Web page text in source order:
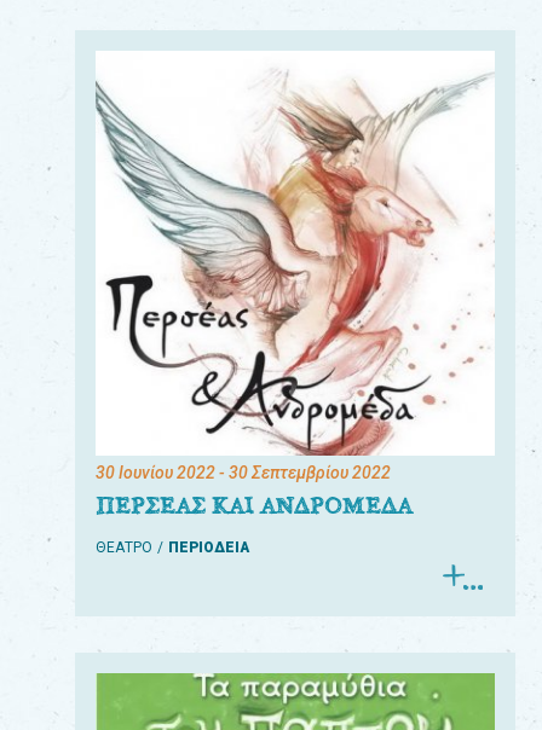
30 Ιουνίου 2022- 30 Σεπτεμβρίου 2022
ΠΕΡΣΕΑΣ ΚΑΙ ΑΝΔΡΟΜΕΔΑ
ΘΕΑΤΡΟ ΠΕΡΙΟΔΕΙΑ